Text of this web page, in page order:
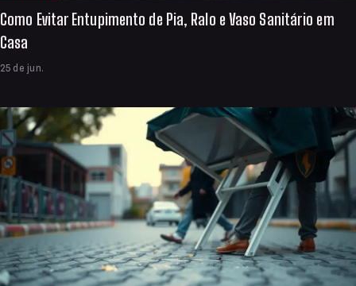
Como Evitar Entupimento de Pia, Ralo e Vaso Sanitário em
Casa
25 de jun.